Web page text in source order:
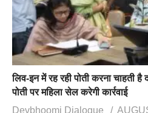
लिव-इन में रह रही पोती करना चाहती
पोती पर महिला सेल करेगी कार्रवाई
Devbhoomi Dialogue